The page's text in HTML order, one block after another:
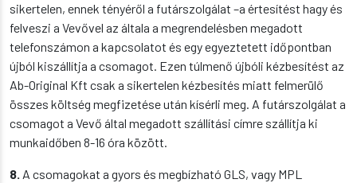
sikertelen, ennek tényéről a futárszolgálat –a értesítést hagy és
felveszi a Vevővel az általa a megrendelésben megadott
telefonszámon a kapcsolatot és egy egyeztetett időpontban
újból kiszállítja a csomagot. Ezen túlmenő újbóli kézbesítést az
Ab-Original Kft csak a sikertelen kézbesítés miatt felmerülő
összes költség megfizetése után kísérli meg. A futárszolgálat a
csomagot a Vevő által megadott szállítási címre szállítja ki
munkaidőben 8-16 óra között.
8. A csomagokat a gyors és megbízható GLS, vagy MPL